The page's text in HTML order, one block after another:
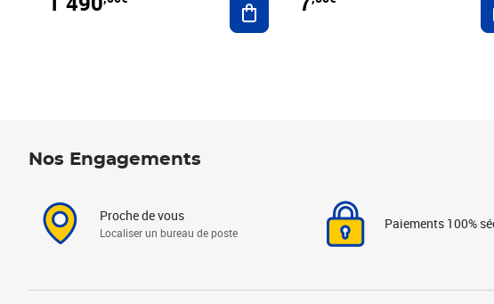
Nos Engagements
Proche de vous
Localiser un bureau de poste
Paiements 100%